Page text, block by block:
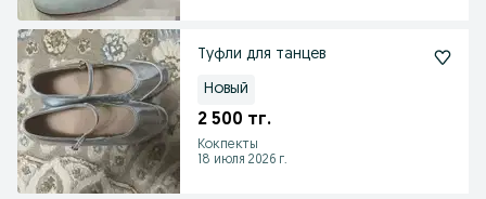
Туфли для танцев
Новый
2 500 тг.
Кокпекты
18 июля 2026 г.